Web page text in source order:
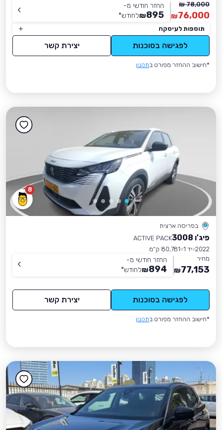
78,000 ₪
76,000
₪
החזר חודשי מ-
895
₪לחודש*
תוספות לעיסקה
לפגישה בסוכנות יצירת קשר
*חישוב ההחזר מפורט בתקנון
8
בפריסה ארצית
פיג'ו 3008
ACTIVE PACK
2022 יד 1
80,781 ק״מ
מחיר
77,153
₪
החזר חודשי מ-
894
₪לחודש*
לפגישה בסוכנות יצירת קשר
*חישוב ההחזר מפורט בתקנון